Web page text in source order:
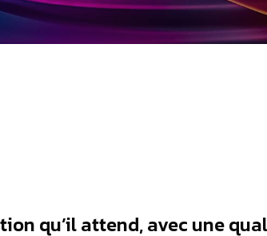
qu’il attend, avec une